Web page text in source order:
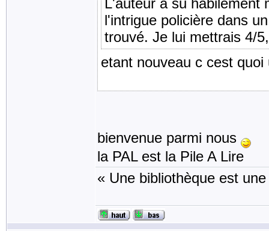
L'auteur a su habilement
l'intrigue policière dans
trouvé. Je lui mettrais 4/
etant nouveau c cest quoi
bienvenue parmi nous
la PAL est la Pile A Lire
« Une bibliothèque est